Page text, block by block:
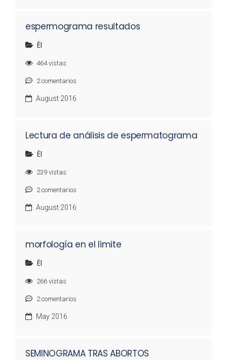
espermograma resultados
Él
464vistas
2comentarios
August 2016
Lectura de análisis de espermatograma
Él
239 vistas
2comentarios
August 2016
morfología en el limite
Él
266 vistas
2comentarios
May 2016
SEMINOGRAMA TRAS ABORTOS